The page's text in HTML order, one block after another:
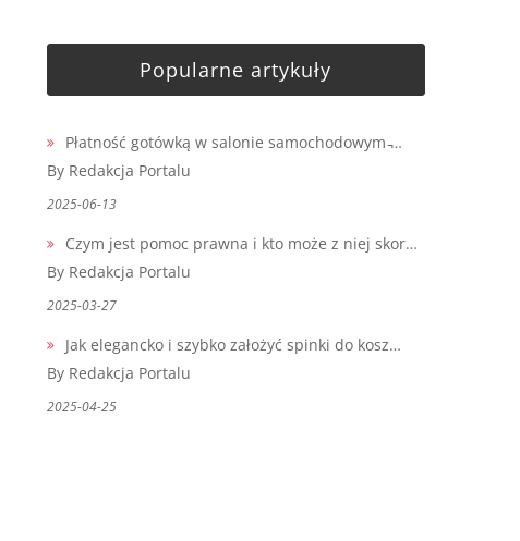
Popularne artykuły
Płatność gotówką w salonie samochodowym ̵…
By Redakcja Portalu
2025-06-13
Czym jest pomoc prawna i kto może z niej skor…
By Redakcja Portalu
2025-03-27
Jak elegancko i szybko założyć spinki do kosz…
By Redakcja Portalu
2025-04-25